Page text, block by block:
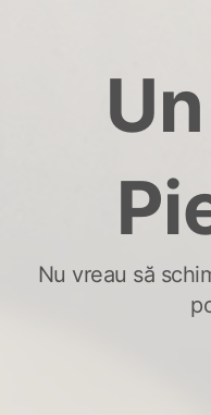
Nu vreau să